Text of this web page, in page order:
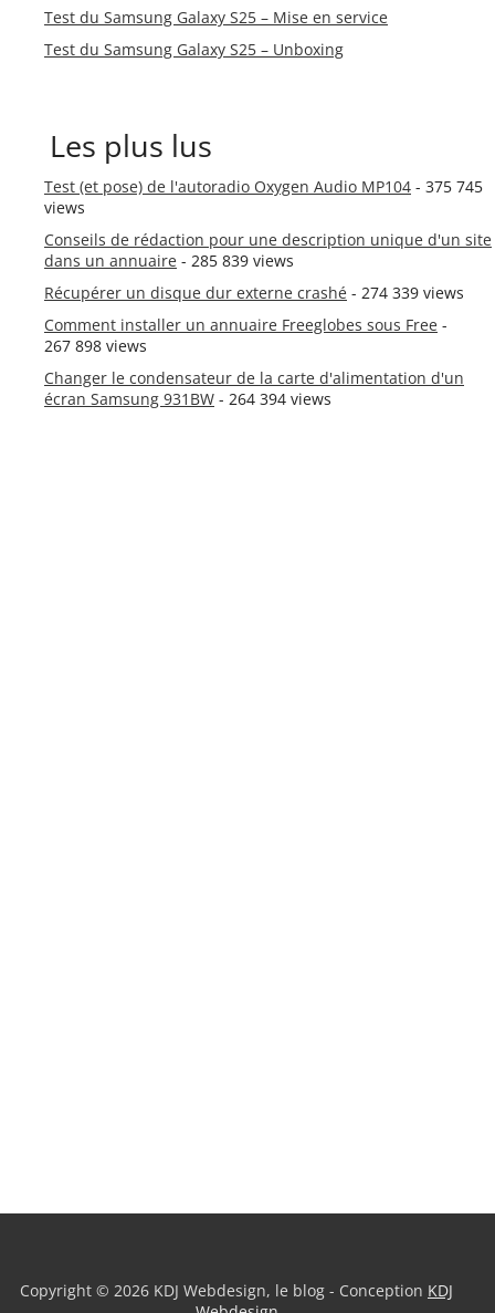
Test du Samsung Galaxy S25 – Mise en service
Test du Samsung Galaxy S25 – Unboxing
Les plus lus
Test (et pose) de l'autoradio Oxygen Audio MP104 - 375 745
views
Conseils de rédaction pour une description unique d'un site
dans un annuaire - 285 839 views
Récupérer un disque dur externe crashé - 274 339 views
Comment installer un annuaire Freeglobes sous Free -
267 898 views
Changer le condensateur de la carte d'alimentation d'un
écran Samsung 931BW - 264 394 views
Copyright © 2026 KDJ Webdesign, le blog - Conception KDJ